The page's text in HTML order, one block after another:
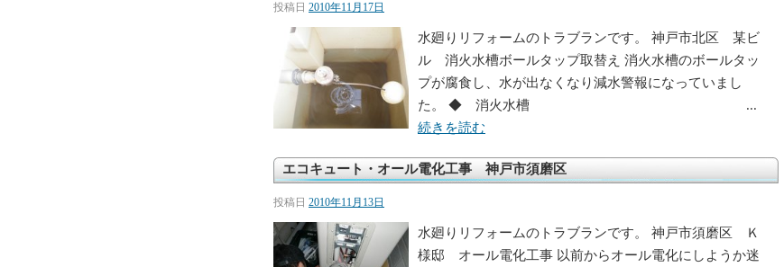
投稿日 2010年11月17日
水廻りリフォームのトラブランです。 神戸市北区 某ビ
ル 消火水槽ボールタップ取替え 消火水槽のボールタッ
プが腐食し、水が出なくなり減水警報になっていまし
た。 ◆ 消火水槽 ...
続きを読む
エコキュート・オール電化工事 神戸市須磨区
投稿日 2010年11月13日
水廻りリフォームのトラブランです。 神戸市須磨区 Ｋ
様邸 オール電化工事 以前からオール電化にしようか迷